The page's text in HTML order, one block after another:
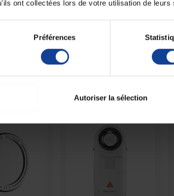
ont collectées lors de votre utilisation de leurs
Préférences
Autoriser la sélection
il est conseillé d’utiliser une coque spécifique afin
plastique avec une surface lisse. La caméra ne doit
nouvel adaptateur sera nécessaire.
autres produits dans la